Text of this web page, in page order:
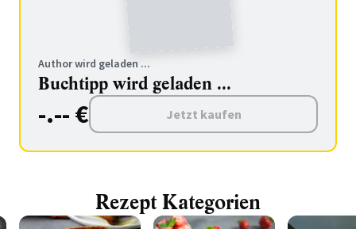
Author wird geladen ...
Buchtipp wird geladen ...
-.-- € Jetzt kaufen
Rezept Kategorien